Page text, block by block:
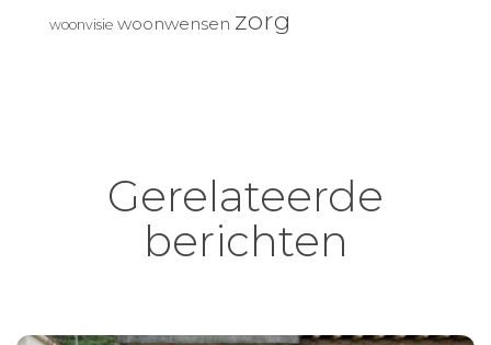
woonvisie woonwensen zorg
Gerelateerde
berichten